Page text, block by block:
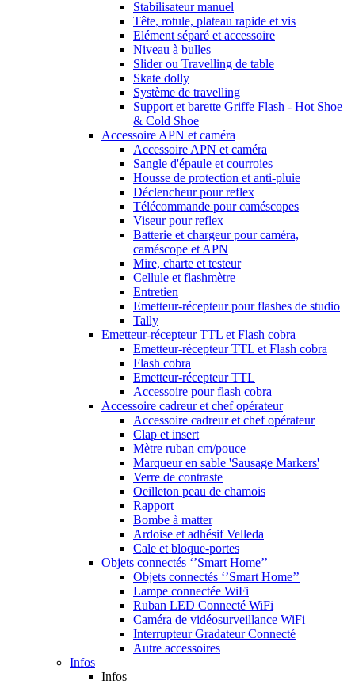
Stabilisateur manuel
Tête, rotule, plateau rapide et vis
Elément séparé et accessoire
Niveau à bulles
Slider ou Travelling de table
Skate dolly
Système de travelling
Support et barette Griffe Flash - Hot Shoe
& Cold Shoe
Accessoire APN et caméra
Accessoire APN et caméra
Sangle d'épaule et courroies
Housse de protection et anti-pluie
Déclencheur pour reflex
Télécommande pour caméscopes
Viseur pour reflex
Batterie et chargeur pour caméra,
caméscope et APN
Mire, charte et testeur
Cellule et flashmètre
Entretien
Emetteur-récepteur pour flashes de studio
Tally
Emetteur-récepteur TTL et Flash cobra
Emetteur-récepteur TTL et Flash cobra
Flash cobra
Emetteur-récepteur TTL
Accessoire pour flash cobra
Accessoire cadreur et chef opérateur
Accessoire cadreur et chef opérateur
Clap et insert
Mètre ruban cm/pouce
Marqueur en sable 'Sausage Markers'
Verre de contraste
Oeilleton peau de chamois
Rapport
Bombe à matter
Ardoise et adhésif Velleda
Cale et bloque-portes
Objets connectés ‘’Smart Home’’
Objets connectés ‘’Smart Home’’
Lampe connectée WiFi
Ruban LED Connecté WiFi
Caméra de vidéosurveillance WiFi
Interrupteur Gradateur Connecté
Autre accessoires
Infos
Infos